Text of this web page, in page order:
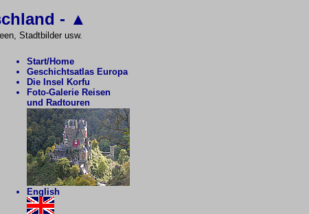
- ▲
Stadtbilder usw.
Start/Home
Geschichtsatlas Europa
Die Insel Korfu
Foto-Galerie Reisen
und Radtouren
English